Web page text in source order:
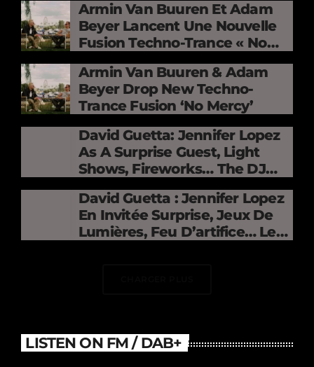
Armin Van Buuren Et Adam
Beyer Lancent Une Nouvelle
Fusion Techno-Trance « No
Mercy »
Armin Van Buuren & Adam
Beyer Drop New Techno-
Trance Fusion ‘No Mercy’
David Guetta: Jennifer Lopez
As A Surprise Guest, Light
Shows, Fireworks… The DJ
Electrifies The Stade De
France
David Guetta : Jennifer Lopez
En Invitée Surprise, Jeux De
Lumières, Feu D’artifice… Le
LISTEN ON FM / DAB+